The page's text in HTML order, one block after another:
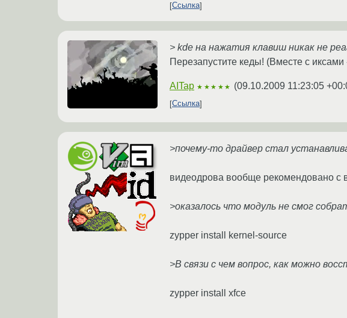
Ссылка
> kde на нажатия клавиш никак не
Перезапустите кеды! (Вместе с
AITap ★★★★★ (09.10.2009 11:23:05
Ссылка
>почему-то драйвер стал
видеодрова вообще рекомендовано с
>оказалось что модуль не смог
zypper install kernel-source
>В связи с чем вопрос, как можно
zypper install xfce